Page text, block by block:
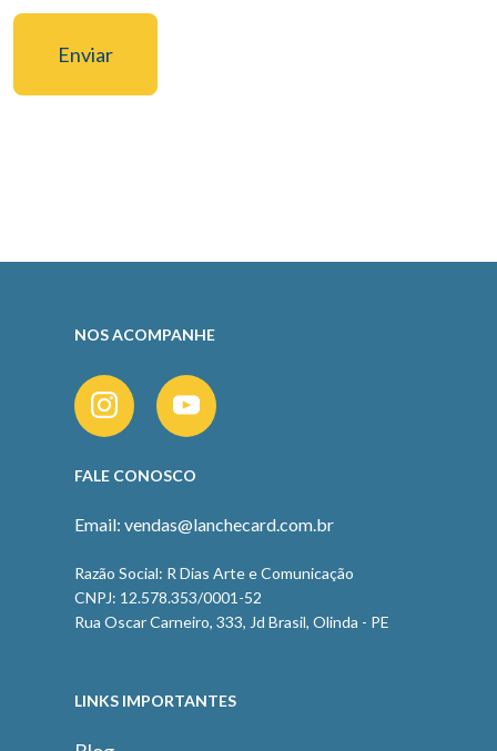
Enviar
NOS ACOMPANHE
FALE CONOSCO
Email: vendas@lanchecard.com.br
Razão Social: R Dias Arte e Comunicação
CNPJ: 12.578.353/0001-52
Rua Oscar Carneiro, 333, Jd Brasil, Olinda - PE
LINKS IMPORTANTES